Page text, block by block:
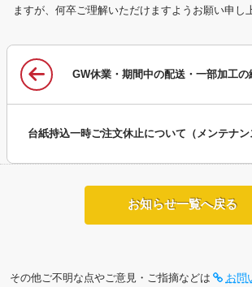
ますが、何卒ご理解いただけますようお願い申し
GW休業・期間中の配送・一部加工
台紙持込一時ご注文休止について（メンテナン
お知らせ一覧へ戻る
その他ご不明な点やご意見・ご指摘などは お問